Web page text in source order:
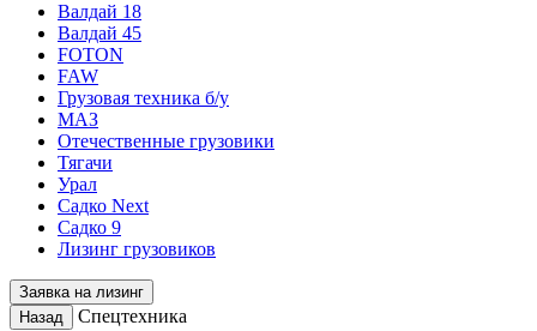
Валдай 18
Валдай 45
FOTON
FAW
Грузовая техника б/у
МАЗ
Отечественные грузовики
Тягачи
Урал
Садко Next
Садко 9
Лизинг грузовиков
Заявка на лизинг
Назад
Спецтехника